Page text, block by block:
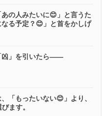
の人みたいに😊」と言うた
る予定？😊」と首をかしげ
凶」を引いたら――
「もったいない😊」より、
ます。